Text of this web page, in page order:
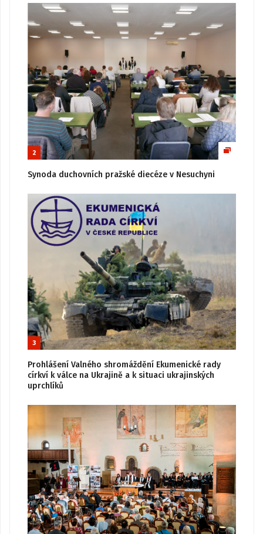
2
Synoda duchovních pražské diecéze v Nesuchyni
3
Prohlášení Valného shromáždění Ekumenické rady
církví k válce na Ukrajině a k situaci ukrajinských
uprchlíků